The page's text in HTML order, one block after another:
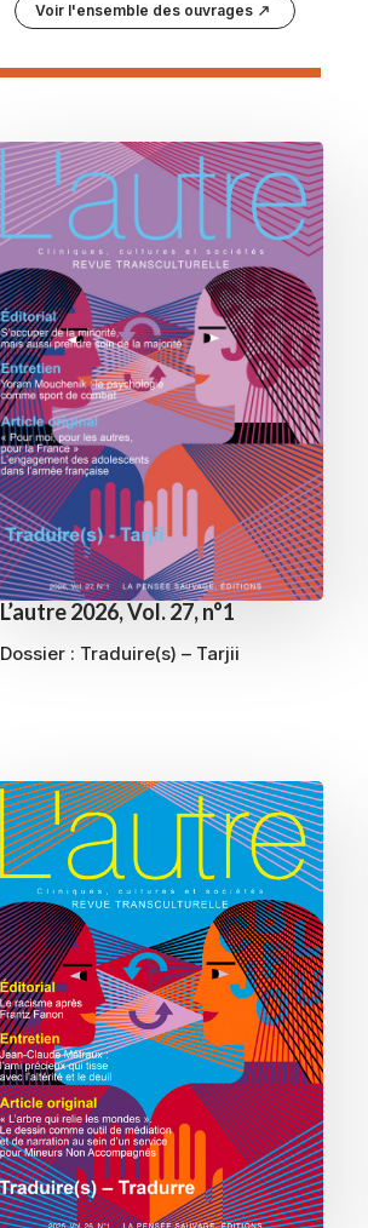
Voir l'ensemble des ouvrages
L’autre 2026, Vol. 27, n°1
Dossier : Traduire(s) – Tarjii